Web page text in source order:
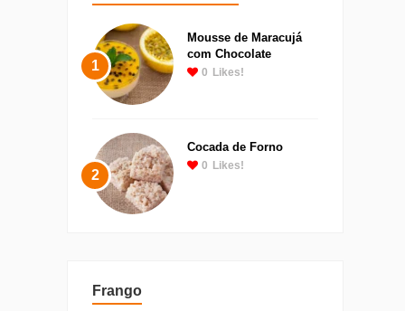
1
Mousse de Maracujá
com Chocolate
0 Likes!
2
Cocada de Forno
0 Likes!
Frango